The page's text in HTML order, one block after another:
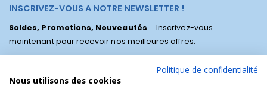
INSCRIVEZ-VOUS A NOTRE NEWSLETTER !
Soldes, Promotions, Nouveautés ... Inscrivez-vous
maintenant pour recevoir nos meilleures offres.
Politique de confidentialité
Nous utilisons des cookies